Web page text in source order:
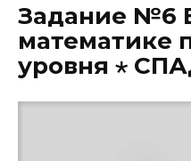
Задание №6
математике
уровня ⋆